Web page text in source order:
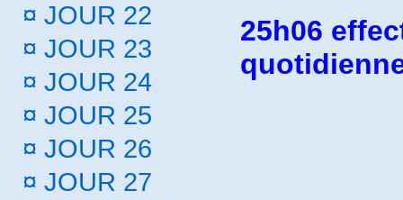
¤ JOUR 22
¤ JOUR 23
¤ JOUR 24
¤ JOUR 25
¤ JOUR 26
¤ JOUR 27
25h06